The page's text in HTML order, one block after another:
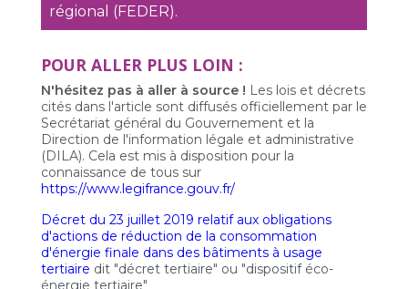
régional (FEDER).
POUR ALLER PLUS LOIN :
N'hésitez pas à aller à source ! Les lois et décrets
cités dans l'article sont diffusés officiellement par le
Secrétariat général du Gouvernement et la
Direction de l'information légale et administrative
(DILA). Cela est mis à disposition pour la
connaissance de tous sur
https://www.legifrance.gouv.fr/
Décret du 23 juillet 2019 relatif aux obligations
d'actions de réduction de la consommation
d'énergie finale dans des bâtiments à usage
tertiaire dit "décret tertiaire" ou "dispositif éco-
énergie tertiaire"